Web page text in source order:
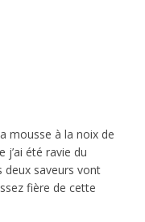
mousse à la noix de
j’ai été ravie du
deux saveurs vont
fière de cette